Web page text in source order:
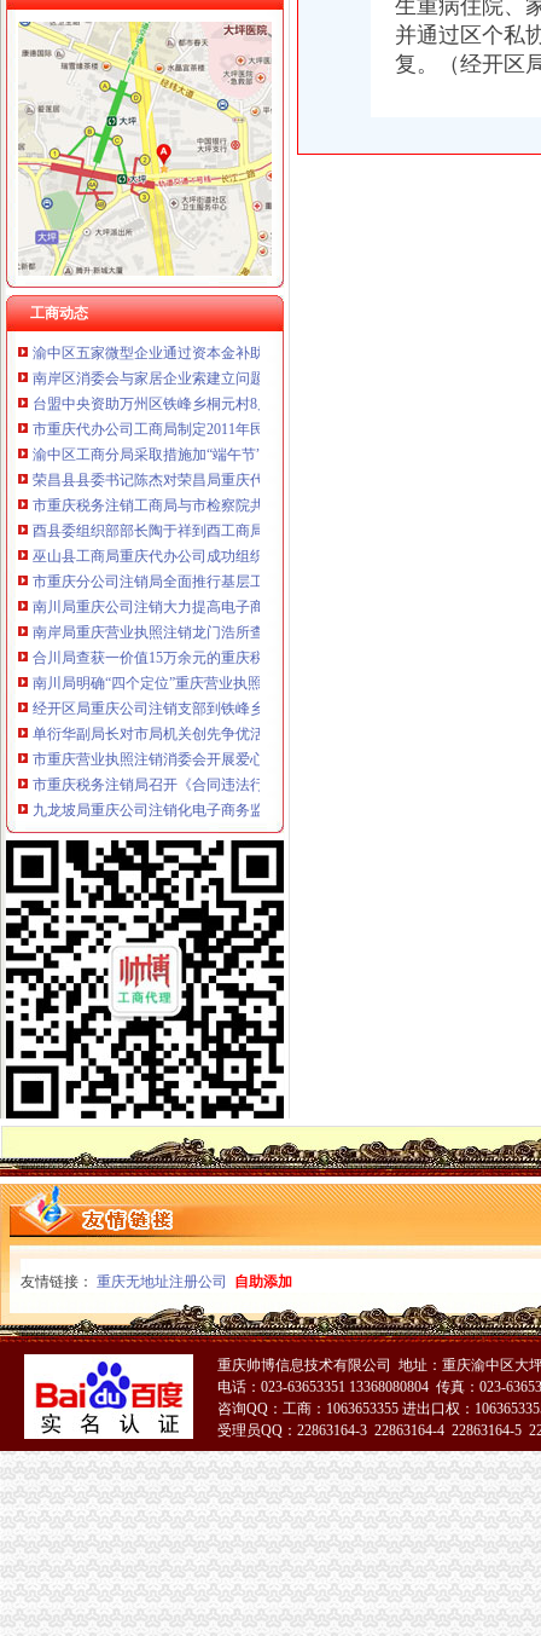
工商动态
工商动态
我市重庆分公司注销出台在校大创办微型企业相关办法
市重庆代办公司局副巡视员高印平率队到南川局开展考核考察工作
长寿局重庆代办公司大力促进非公经济组织创先争优
沙坪坝局重庆分公司注销三举措帮扶中小企业融资4.8亿元
江津局重庆税务注销以四个注重为抓手大力发展微型企业
垫江局重庆代办公司全面完成微型企业试点发展任务
云局重庆公司注销稳步推进学习型机关建设成效明显
渝中区五家微型企业通过资本金补助评审
南岸区消委会与家居企业索建立问题家居先行赔偿机制
台盟中央资助万州区铁峰乡桐元村8户残疾人微型企业
市重庆代办公司工商局制定2011年民主评议政风行风工作实施方案
渝中区工商分局采取措施加“端午节”重庆分公司注销期间食品安全监管
荣昌县县委书记陈杰对荣昌局重庆代办公司工商专报信息作出批示
市重庆税务注销工商局与市检察院共同研究加行政执法与刑事司法衔接工作
酉县委组织部部长陶于祥到酉工商局重庆公司注销调研非公建工作
巫山县工商局重庆代办公司成功组织农村经纪人培训
市重庆分公司注销局全面推行基层工商所纪检监察员制度
南川局重庆公司注销大力提高电子商务巡查效率
南岸局重庆营业执照注销龙门浩所查获2424听冒王老吉
合川局查获一价值15万余元的重庆税务注销涉嫌销售无中文标签进口葡萄酒案件
南川局明确“四个定位”重庆营业执照注销全力服务区域经济科学发展
经开区局重庆公司注销支部到铁峰乡开展结对帮扶见成效
单衍华副局长对市局机关创先争优活动提出“三创”重庆代办公司要求
市重庆营业执照注销消委会开展爱心捐赠活动帮扶万州区铁峰乡希望小学
市重庆税务注销局召开《合同违法行为监督处理办法》研讨会
九龙坡局重庆公司注销化电子商务监管成效显著
开县局开展“基层评科室 群众评工商”重庆公司注销活动改进队伍作风
万州局重庆税务注销支部与非公企业支部建立结对共建机制
双桥局重庆代办公司采取五项措施促进商标品牌建设迈上新台阶
江北局重庆公司注销三举措开展世博会知识产权保护专项行动成效明显
巴南局开展城区菜市重庆营业执照注销场专项整活动
万盛区副区长杨晓对企业信用体系建设工作提出要求
綦江局篆塘所加大校园周边食品市重庆代办公司场监管力度
璧山局重庆分公司注销五措施狠抓第二批微型企业发展工作
渝中局突出“实、新、活、宽”重庆代办公司四字方针开展法制员业务培训
黔江局重庆营业执照注销采取三项措施开展微型企业专项巡查
潼南局重庆分公司注销积帮助大创业
万州区实行“量化评分制”重庆公司注销受理微型企业创业申报
渝中局重庆税务注销与美国箭牌糖类有限公司开展品牌保护交流研讨会
垫江局重庆分公司注销开展非公经济建工作取得成效
大足局“保姆式”重庆代办公司服务指导商标发展出成效
涪陵局重庆公司注销江北所扎实开展商标富农工作促进农户万元增收
黔江局重庆税务注销协助供销社搭建网络平台促进三农发展
市局机关出台操作办法规范“一讲二评三公示”重庆公司注销
潼南局三举措开展报废汽车市重庆营业执照注销场专项整
万州局“三个突出”重庆公司注销实现综合理与工商工作有机结合
江津局采取“五个联动”重庆税务注销提高维权效率
北碚局重庆税务注销开通微型企业工作声讯电话
北部新区局重庆分公司注销多措并举加亚运会食品安全监管工作
沙坪坝局重庆营业执照注销帮扶困难大创办微型企业受好评
市局副局长陈文渝出席西南大学“微型企业创业指导站”重庆营业执照注销授牌
全市重庆分公司注销工商部门深入推进未成年人思想道德建设工作取得阶段成效
市局局长、重庆营业执照注销组书记波到綦江局调研工作
永川局突出“四增四创四新”重庆代办公司促进工作再上新台阶
市重庆税务注销局建立联动制度 助推1000户微企发展
全市重庆营业执照注销深入推进未成年人思想道德建设工作圆满结束
市重庆代办公司工商系统公务员招录面试工作圆满结束
生重病住院、
并通过区个私
复。（经开区
友情链接： 重庆无地址注册公司 自助添加
重庆帅博信息技术有限公司 地址：重庆渝中区大
电话：023-63653351 13368080804 传真：023-
咨询QQ：工商：1063653355 进出口权：
受理员QQ：22863164-3 22863164-4 22863164-5